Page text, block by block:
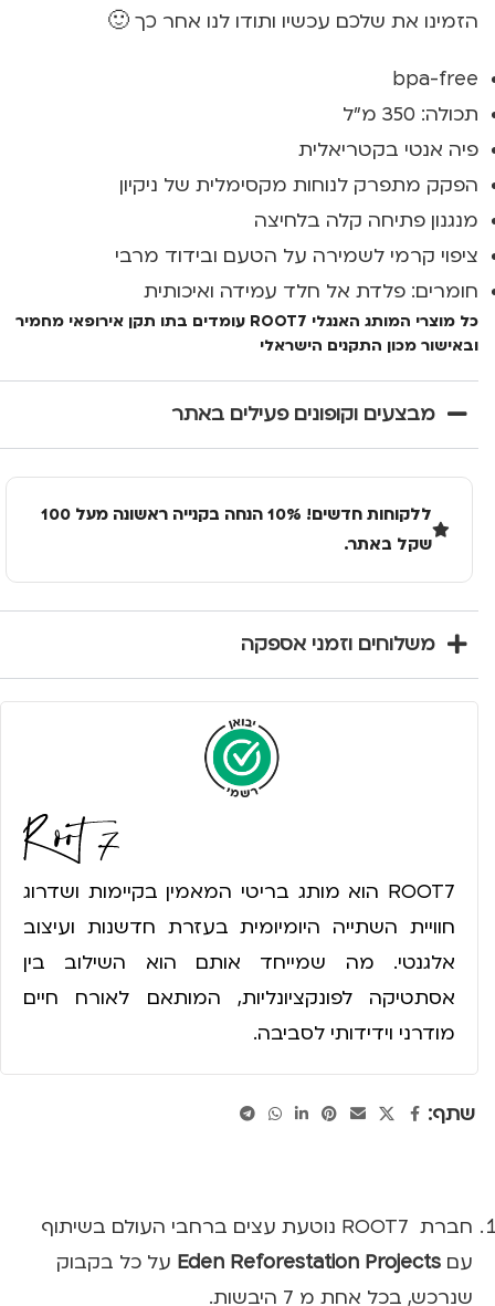
הזמינו את שלכם עכשיו ותודו לנו אחר כך 🙂
bpa-free
תכולה: 350 מ"ל
פיה אנטי בקטריאלית
הפקק מתפרק לנוחות מקסימלית של ניקיון
מנגנון פתיחה קלה בלחיצה
ציפוי קרמי לשמירה על הטעם ובידוד מרבי
חומרים: פלדת אל חלד עמידה ואיכותית
כל מוצרי המותג האנגלי ROOT7 עומדים בתו תקן אירופאי מחמיר
ובאישור מכון התקנים הישראלי
מבצעים וקופונים פעילים באתר
ללקוחות חדשים! 10% הנחה בקנייה ראשונה מעל 100
שקל באתר.
משלוחים וזמני אספקה
ROOT7 הוא מותג בריטי המאמין בקיימות ושדרוג
חוויית השתייה היומיומית בעזרת חדשנות ועיצוב
אלגנטי. מה שמייחד אותם הוא השילוב בין
אסתטיקה לפונקציונליות, המותאם לאורח חיים
מודרני וידידותי לסביבה.
שתף:
חברת ROOT7 נוטעת עצים ברחבי העולם בשיתוף
עם Eden Reforestation Projects על כל בקבוק
שנרכש, בכל אחת מ 7 היבשות.